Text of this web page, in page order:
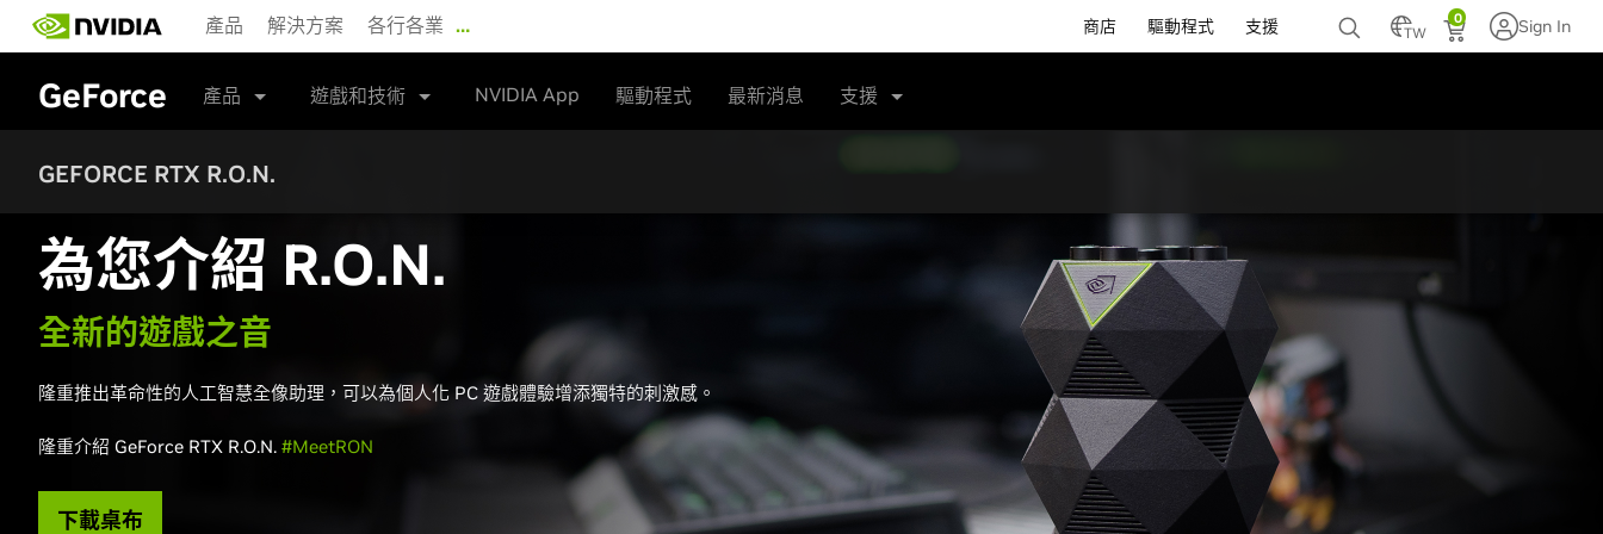
main
content
產品 解決方案 各行各業 … 商店 驅動程式 支援 TW
0 Sign In
GeForce 產品 遊戲和技術 NVIDIA App 驅動程式 最新消息 支援
GEFORCE RTX R.O.N.
為您介紹 R.O.N.
全新的遊戲之音
隆重推出革命性的人工智慧全像助理，可以為個人化 PC 遊戲體驗增添獨特的刺激感。
隆重介紹 GeForce RTX R.O.N. #MeetRON
下載桌布